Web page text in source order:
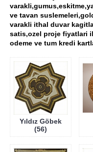
ve tavan
varakli ithal duvar
satis,ozel proje fiyatlari
odeme ve tum kredi
Yıldız Göbek
(56)